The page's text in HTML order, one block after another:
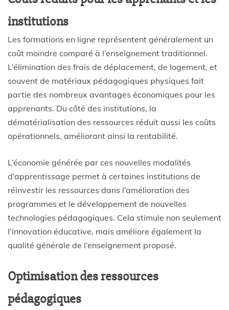
institutions
Les formations en ligne représentent généralement un
coût moindre comparé à l’enseignement traditionnel.
L’élimination des frais de déplacement, de logement, et
souvent de matériaux pédagogiques physiques fait
partie des nombreux avantages économiques pour les
apprenants. Du côté des institutions, la
dématérialisation des ressources réduit aussi les coûts
opérationnels, améliorant ainsi la rentabilité.
L’économie générée par ces nouvelles modalités
d’apprentissage permet à certaines institutions de
réinvestir les ressources dans l’amélioration des
programmes et le développement de nouvelles
technologies pédagogiques. Cela stimule non seulement
l’innovation éducative, mais améliore également la
qualité générale de l’enseignement proposé.
Optimisation des ressources
pédagogiques